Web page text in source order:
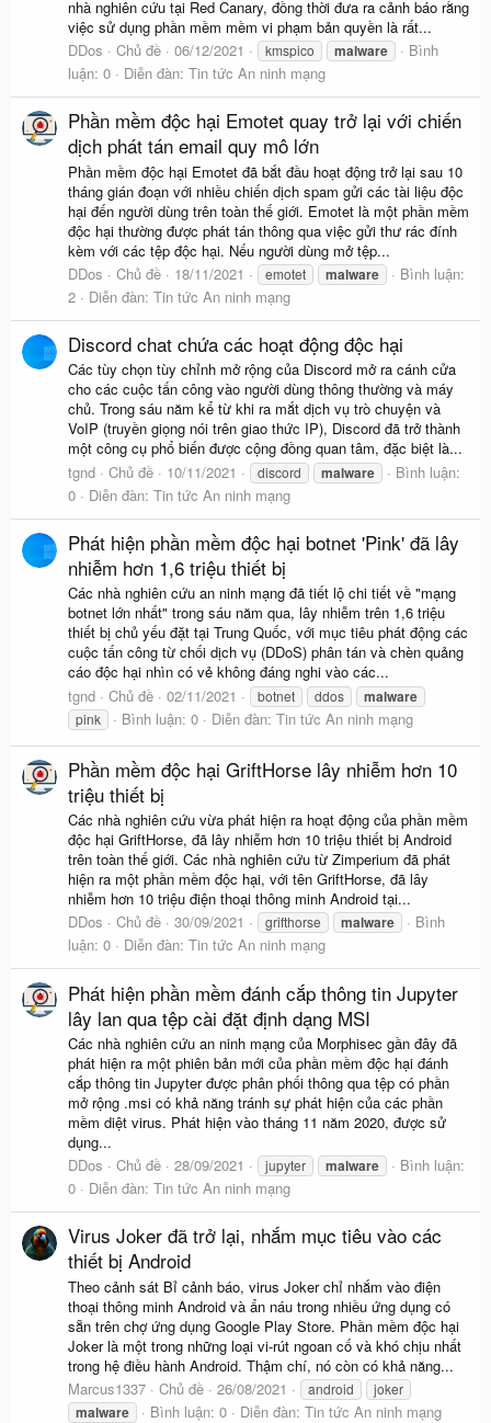
nhà nghiên cứu tại Red Canary, đồng thời đưa ra cảnh báo rằng
việc sử dụng phần mềm mềm vi phạm bản quyền là rất...
DDos
Chủ đề 06/12/2021 kmspico malware
Bình
luận: 0
Diễn đàn: Tin tức An ninh mạng
Phần mềm độc hại Emotet quay trở lại với chiến
dịch phát tán email quy mô lớn
Phần mềm độc hại Emotet đã bắt đầu hoạt động trở lại sau 10
tháng gián đoạn với nhiều chiến dịch spam gửi các tài liệu độc
hại đến người dùng trên toàn thế giới. Emotet là một phần mềm
độc hại thường được phát tán thông qua việc gửi thư rác đính
kèm với các tệp độc hại. Nếu người dùng mở tệp...
DDos
Chủ đề 18/11/2021 emotet malware
Bình luận:
2
Diễn đàn: Tin tức An ninh mạng
Discord chat chứa các hoạt động độc hại
Các tùy chọn tùy chỉnh mở rộng của Discord mở ra cánh cửa
cho các cuộc tấn công vào người dùng thông thường và máy
chủ. Trong sáu năm kể từ khi ra mắt dịch vụ trò chuyện và
VoIP (truyền giọng nói trên giao thức IP), Discord đã trở thành
một công cụ phổ biến được cộng đồng quan tâm, đặc biệt là...
tgnd
Chủ đề 10/11/2021 discord malware
Bình luận:
0
Diễn đàn: Tin tức An ninh mạng
Phát hiện phần mềm độc hại botnet 'Pink' đã lây
nhiễm hơn 1,6 triệu thiết bị
Các nhà nghiên cứu an ninh mạng đã tiết lộ chi tiết về "mạng
botnet lớn nhất" trong sáu năm qua, lây nhiễm trên 1,6 triệu
thiết bị chủ yếu đặt tại Trung Quốc, với mục tiêu phát động các
cuộc tấn công từ chối dịch vụ (DDoS) phân tán và chèn quảng
cáo độc hại nhìn có vẻ không đáng nghi vào các...
tgnd
Chủ đề 02/11/2021 botnet ddos malware
pink Bình luận: 0 Diễn đàn: Tin tức An ninh mạng
Phần mềm độc hại GriftHorse lây nhiễm hơn 10
triệu thiết bị
Các nhà nghiên cứu vừa phát hiện ra hoạt động của phần mềm
độc hại GriftHorse, đã lây nhiễm hơn 10 triệu thiết bị Android
trên toàn thế giới. Các nhà nghiên cứu từ Zimperium đã phát
hiện ra một phần mềm độc hại, với tên GriftHorse, đã lây
nhiễm hơn 10 triệu điện thoại thông minh Android tại...
DDos
Chủ đề 30/09/2021 grifthorse malware
Bình
luận: 0
Diễn đàn: Tin tức An ninh mạng
Phát hiện phần mềm đánh cắp thông tin Jupyter
lây lan qua tệp cài đặt định dạng MSI
Các nhà nghiên cứu an ninh mạng của Morphisec gần đây đã
phát hiện ra một phiên bản mới của phần mềm độc hại đánh
cắp thông tin Jupyter được phân phối thông qua tệp có phần
mở rộng .msi có khả năng tránh sự phát hiện của các phần
mềm diệt virus. Phát hiện vào tháng 11 năm 2020, được sử
dụng...
DDos
Chủ đề 28/09/2021 jupyter malware
Bình luận:
0
Diễn đàn: Tin tức An ninh mạng
Virus Joker đã trở lại, nhắm mục tiêu vào các
thiết bị Android
Theo cảnh sát Bỉ cảnh báo, virus Joker chỉ nhắm vào điện
thoại thông minh Android và ẩn náu trong nhiều ứng dụng có
sẵn trên chợ ứng dụng Google Play Store. Phần mềm độc hại
Joker là một trong những loại vi-rút ngoan cố và khó chịu nhất
trong hệ điều hành Android. Thậm chí, nó còn có khả năng...
Marcus1337
Chủ đề 26/08/2021 android joker
malware Bình luận: 0 Diễn đàn: Tin tức An ninh mạng